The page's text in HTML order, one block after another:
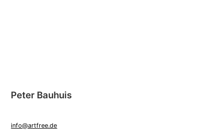
Peter Bauhuis
info@artfree.de